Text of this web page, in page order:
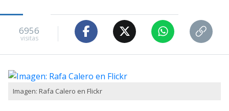
6956
visitas
Imagen: Rafa Calero en Flickr